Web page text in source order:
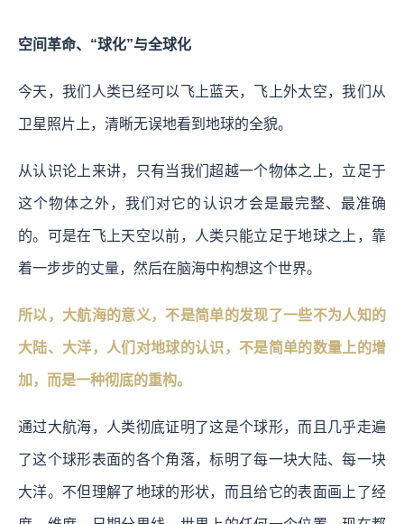
空间革命、“球化”与全球化
今天，我们人类已经可以飞上蓝天，飞上外太空，我们从
卫星照片上，清晰无误地看到地球的全貌。
从认识论上来讲，只有当我们超越一个物体之上，立足于
这个物体之外，我们对它的认识才会是最完整、最准确
的。可是在飞上天空以前，人类只能立足于地球之上，靠
着一步步的丈量，然后在脑海中构想这个世界。
所以，大航海的意义，不是简单的发现了一些不为人知的
大陆、大洋，人们对地球的认识，不是简单的数量上的增
加，而是一种彻底的重构。
通过大航海，人类彻底证明了这是个球形，而且几乎走遍
了这个球形表面的各个角落，标明了每一块大陆、每一块
大洋。不但理解了地球的形状，而且给它的表面画上了经